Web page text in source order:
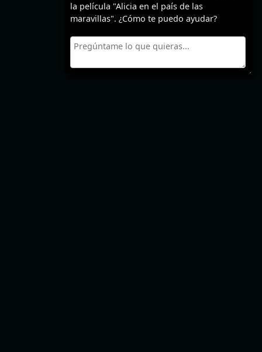
la película "Alicia en el país de las
maravillas". ¿Cómo te puedo ayudar?